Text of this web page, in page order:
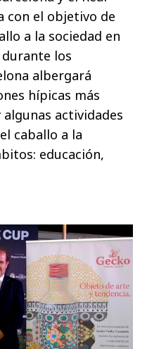
con el objetivo de
a la sociedad en
los
albergará
hípicas más
actividades
caballo a la
educación,